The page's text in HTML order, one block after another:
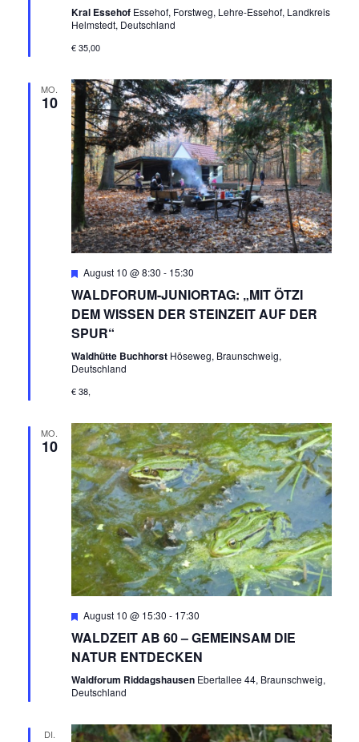
T
N
G
E
N
S
U
C
E
N
D
A
N
S
C
H
T
A
I
C
H
T
E
N
-
I
O
N
Kral Essehof Essehof, Forstweg, Lehre-Essehof, Landkreis
Helmstedt, Deutschland
€ 35,00
MO.
10
Empfohlen
August 10 @ 8:30 - 15:30
WALDFORUM-JUNIORTAG: „MIT ÖTZI
DEM WISSEN DER STEINZEIT AUF DER
SPUR“
Waldhütte Buchhorst Höseweg, Braunschweig,
Deutschland
€ 38,
MO.
10
Empfohlen
August 10 @ 15:30 - 17:30
WALDZEIT AB 60 – GEMEINSAM DIE
NATUR ENTDECKEN
Waldforum Riddagshausen Ebertallee 44, Braunschweig,
Deutschland
DI.